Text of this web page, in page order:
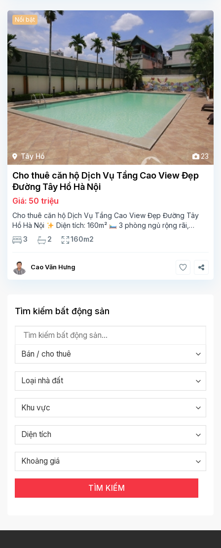
Tây Hồ 23
Nổi bật
Cho thuê căn hộ Dịch Vụ Tầng Cao View Đẹp
Đường Tây Hồ Hà Nội
Giá: 50 triệu
Cho thuê căn hộ Dịch Vụ Tầng Cao View Đẹp Đường Tây
Hồ Hà Nội
Diện tích: 160m²
3 phòng ngủ rộng rãi,
thoáng sáng
2 phòng tắm tiện nghi
khách hiện đại, ban công thoáng mát
3 2 160m2
Cao Văn Hưng
Tìm kiếm bất động sản
TÌM KIẾM